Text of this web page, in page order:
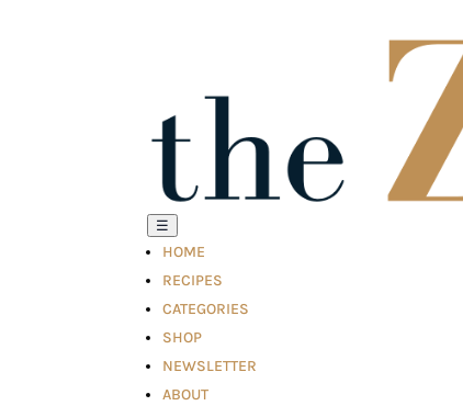
☰
HOME
RECIPES
CATEGORIES
SHOP
NEWSLETTER
ABOUT